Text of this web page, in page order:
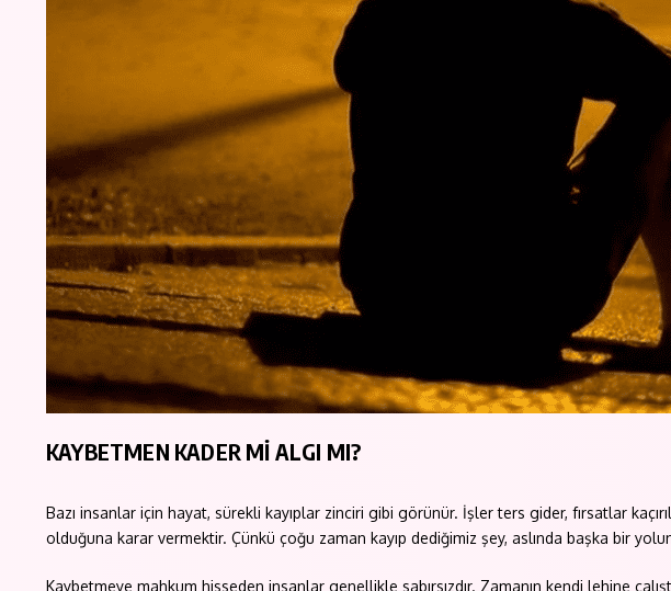
KAYBETMEN KADER Mİ ALGI MI?
Bazı insanlar için hayat, sürekli kayıplar zinciri gibi görünür. İşler ters gider, fırsatlar
olduğuna karar vermektir. Çünkü çoğu zaman kayıp dediğimiz şey, aslında başka bir yolun
Kaybetmeye mahkum hisseden insanlar genellikle sabırsızdır. Zamanın kendi lehine